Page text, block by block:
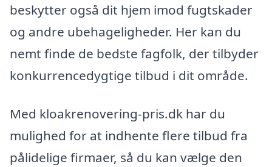
beskytter også dit hjem imod fugtskader
og andre ubehageligheder. Her kan du
nemt finde de bedste fagfolk, der tilbyder
konkurrencedygtige tilbud i dit område.
Med kloakrenovering-pris.dk har du
mulighed for at indhente flere tilbud fra
pålidelige firmaer, så du kan vælge den